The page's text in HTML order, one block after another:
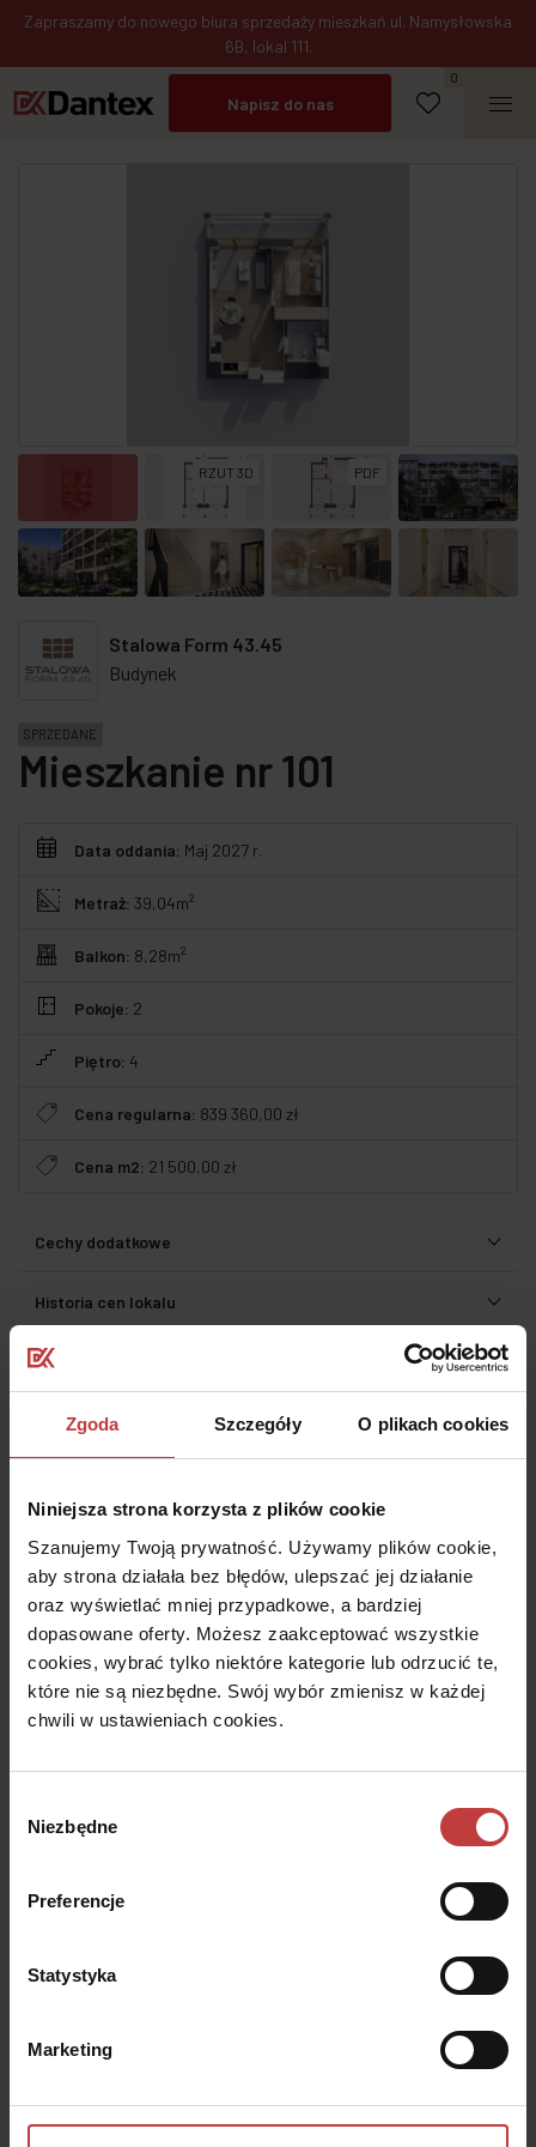
Zgoda Szczegóły O plikach cookies
Niniejsza strona korzysta z plików cookie
Szanujemy Twoją prywatność. Używamy plików cookie,
aby strona działała bez błędów, ulepszać jej działanie
oraz wyświetlać mniej przypadkowe, a bardziej
dopasowane oferty. Możesz zaakceptować wszystkie
cookies, wybrać tylko niektóre kategorie lub odrzucić te,
które nie są niezbędne. Swój wybór zmienisz w każdej
chwili w ustawieniach cookies.
zgody
Niezbędne
Preferencje
Statystyka
Marketing
Zapraszamy do nowego biura sprzedaży mieszkań ul. Namysłowska
6B, lokal 111.
Umów spotkanie
Napisz do nas
Zadzwoń
0
RZUT 3D PDF
Stalowa Form 43.45
Budynek
SPRZEDANE
Mieszkanie nr 101
Data oddania: Maj 2027 r.
Metraż: 39,04m2
Balkon: 8,28m2
Pokoje: 2
Piętro: 4
Cena regularna: 839 360,00 zł
Cena m2: 21 500,00 zł
Cechy dodatkowe
Historia cen lokalu
Koszt elementów dodatkowych
Dodatkowe świadczenia pieniężne
Mieszkania o tym samym rozkładzie
Udostępnij
historyczna zabudowa Pragi, gdzie solidne materiały i wyrazista
atmosferę tego miejsca.
To mieszkanie może być